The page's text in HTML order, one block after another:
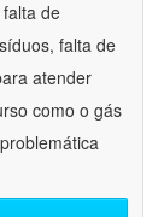
de
falta de
atender
como o gás